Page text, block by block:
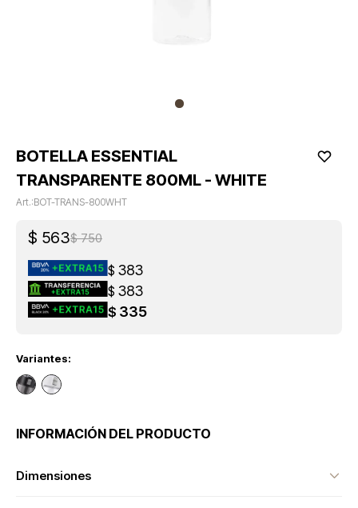
BOTELLA ESSENTIAL
TRANSPARENTE 800ML - WHITE
BOT-TRANS-800WHT
$ 563$ 750
$ 383
$ 383
$ 335
Variantes:
INFORMACIÓN DEL PRODUCTO
Dimensiones